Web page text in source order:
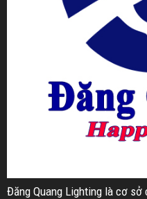
Đăng Quang Lighting là cơ